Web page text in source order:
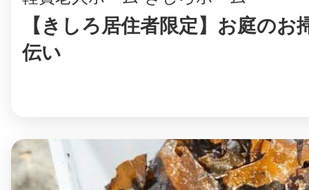
【きしろ居住者限定】お庭のお
伝い
お知らせ
ヘルプ